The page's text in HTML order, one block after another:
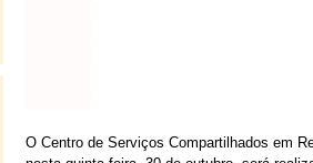
O Centro de Serviços Compartilhados em